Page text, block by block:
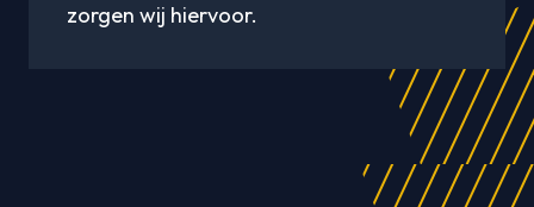
zorgen wij hiervoor.